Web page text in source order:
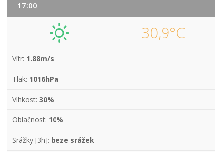
17:00
30,9°C
Vítr: 1.88m/s
Tlak: 1016hPa
Vlhkost: 30%
Oblačnost: 10%
Srážky [3h]: beze srážek